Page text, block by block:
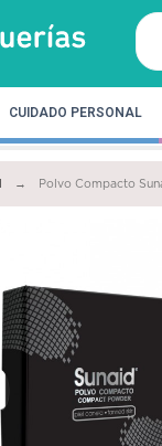
CUIDADO PERSONAL
Polvo Compacto